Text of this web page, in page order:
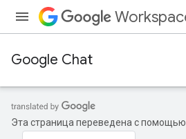
Google Chat
Эта страница переведена с помощью